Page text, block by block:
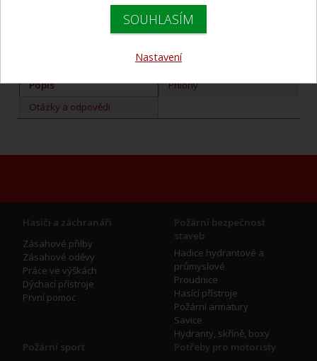
Oblíbené
Popis
Přílohy
Otázky a odpovědi
Hasiči a záchranáři
Zásahové přilby
Zásahové oděvy
Práce ve výškách
Dýchací přístroje
První pomoc
Požární bezpečnost
staveb
Hadice hydrantové a
průmyslové
Proudnice
Hasící přístroje
Požární armatury
Savice
Hydranty, skříně, boxy
Požární sport
Potřeby pro motoristy
SOUHLASÍM
Nastavení